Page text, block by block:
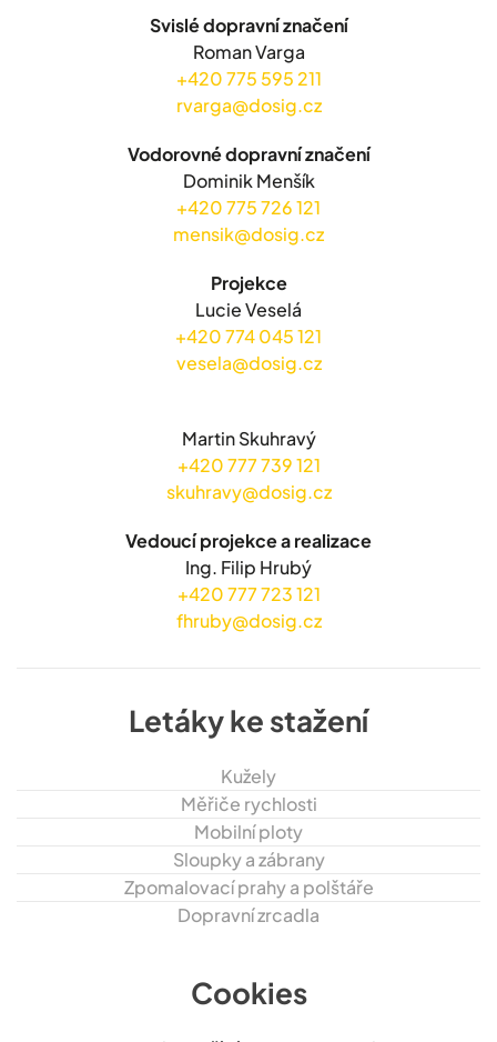
Svislé dopravní značení
Roman Varga
+420 775 595 211
rvarga@dosig.cz
Vodorovné dopravní značení
Dominik Menšík
+420 775 726 121
mensik@dosig.cz
Projekce
Lucie Veselá
+420 774 045 121
vesela@dosig.cz
Martin Skuhravý
+420 777 739 121
skuhravy@dosig.cz
Vedoucí projekce a realizace
Ing. Filip Hrubý
+420 777 723 121
fhruby@dosig.cz
Letáky ke stažení
Kužely
Měřiče rychlosti
Mobilní ploty
Sloupky a zábrany
Zpomalovací prahy a polštáře
Dopravní zrcadla
Cookies